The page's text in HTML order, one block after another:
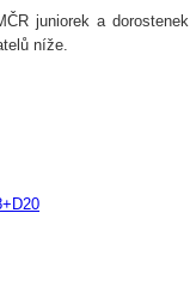
juniorek a
níže.